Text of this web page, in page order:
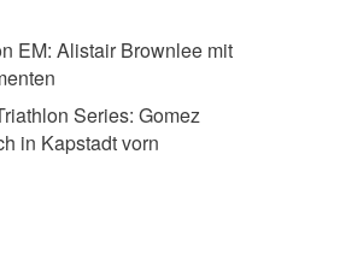
EM: Alistair Brownlee mit
Series: Gomez
in Kapstadt vorn